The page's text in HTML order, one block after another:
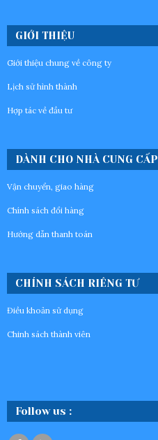
GIỚI THIỆU
Giới thiệu chung về công ty
Lịch sử hình thành
Hợp tác về đầu tư
DÀNH CHO NHÀ CUNG CẤP
Vận chuyển, giao hàng
Chính sách đổi hàng
Hướng dẫn thanh toán
CHÍNH SÁCH RIÊNG TƯ
Điều khoản sử dụng
Chinh sách thành viên
Follow us :